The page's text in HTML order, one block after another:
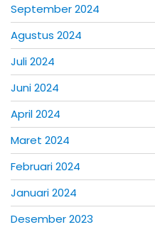
September 2024
Agustus 2024
Juli 2024
Juni 2024
April 2024
Maret 2024
Februari 2024
Januari 2024
Desember 2023